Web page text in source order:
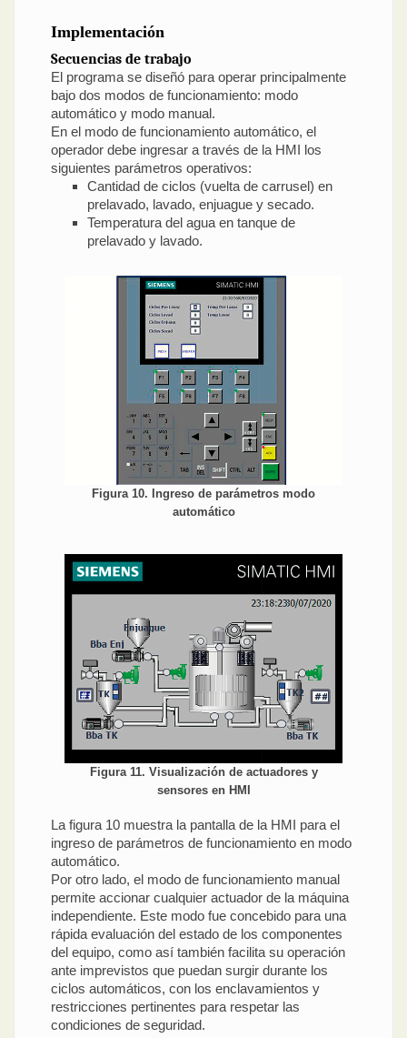
Implementación
Secuencias de trabajo
El programa se diseñó para operar principalmente
bajo dos modos de funcionamiento: modo
automático y modo manual.
En el modo de funcionamiento automático, el
operador debe ingresar a través de la HMI los
siguientes parámetros operativos:
Cantidad de ciclos (vuelta de carrusel) en
prelavado, lavado, enjuague y secado.
Temperatura del agua en tanque de
prelavado y lavado.
Figura 10. Ingreso de parámetros modo
automático
Figura 11. Visualización de actuadores y
sensores en HMI
La figura 10 muestra la pantalla de la HMI para el
ingreso de parámetros de funcionamiento en modo
automático.
Por otro lado, el modo de funcionamiento manual
permite accionar cualquier actuador de la máquina
independiente. Este modo fue concebido para una
rápida evaluación del estado de los componentes
del equipo, como así también facilita su operación
ante imprevistos que puedan surgir durante los
ciclos automáticos, con los enclavamientos y
restricciones pertinentes para respetar las
condiciones de seguridad.